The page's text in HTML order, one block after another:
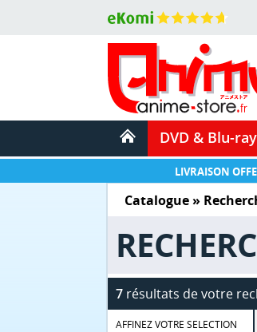
DVD & Blu-ray
LIVRAISON
Catalogue»
7résultats de votre
AFFINEZ VOTRE SELECTION